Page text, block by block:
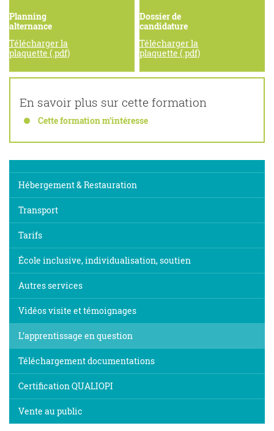
Planning
alternance
Télécharger la
plaquette (.pdf)
Dossier de
candidature
Télécharger la
plaquette (.pdf)
En savoir plus sur cette formation
Cette formation m’intéresse
Hébergement & Restauration
Transport
Tarifs
École inclusive, individualisation, soutien
Autres services
Vidéos visite et témoignages
L’apprentissage en question
Téléchargement documentations
Certification QUALIOPI
Vente au public